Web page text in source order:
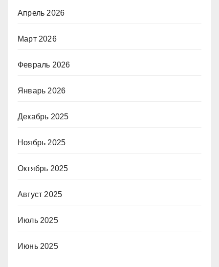
Апрель 2026
Март 2026
Февраль 2026
Январь 2026
Декабрь 2025
Ноябрь 2025
Октябрь 2025
Август 2025
Июль 2025
Июнь 2025